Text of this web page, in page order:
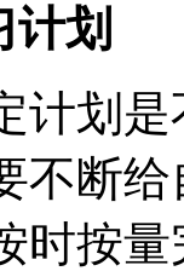
计划
计划
不断
时按